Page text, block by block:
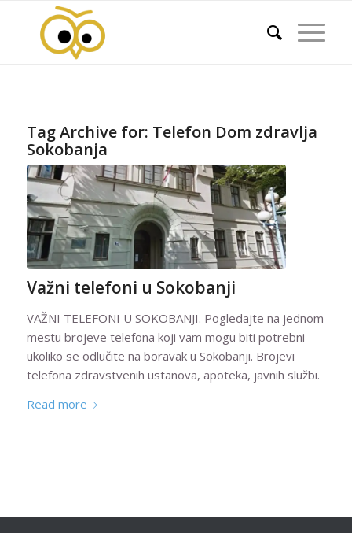
Tag Archive for: Telefon Dom zdravlja
Sokobanja
Važni telefoni u Sokobanji
VAŽNI TELEFONI U SOKOBANJI. Pogledajte na jednom
mestu brojeve telefona koji vam mogu biti potrebni
ukoliko se odlučite na boravak u Sokobanji. Brojevi
telefona zdravstvenih ustanova, apoteka, javnih službi.
Read more